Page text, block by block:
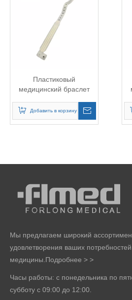
Пластиковый
медицинский браслет
личности
Добавить в корзину
Мы предлагаем широкий
удовлетворения ваших
медицины. Подробнее > >
Часы работы: с понедельника по
субботу с 09:00 до 12:00.